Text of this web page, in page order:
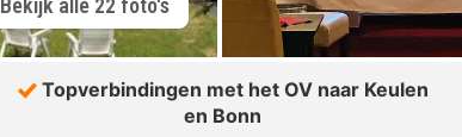
Topverbindingen met het OV naar Keulen
en Bonn